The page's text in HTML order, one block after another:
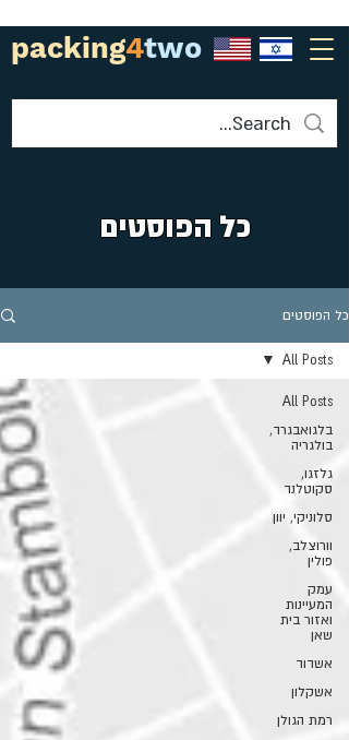
packing4two
כל הפוסטים
כל הפוסטים
All Posts
בלגואבגרד,
בולגריה
גלזגו,
סקוטלנד
סלוניקי, יוון
וורוצלב,
פולין
עמק
המעיינות
ואזור בית
שאן
אשדוד
אשקלון
רמת הגולן
All Posts